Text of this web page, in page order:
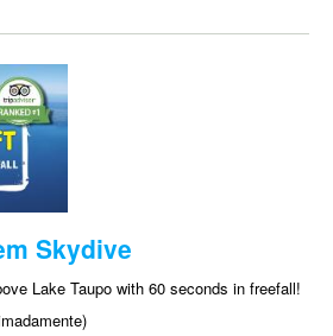
Skydive
Lake Taupo with 60 seconds in freefall!